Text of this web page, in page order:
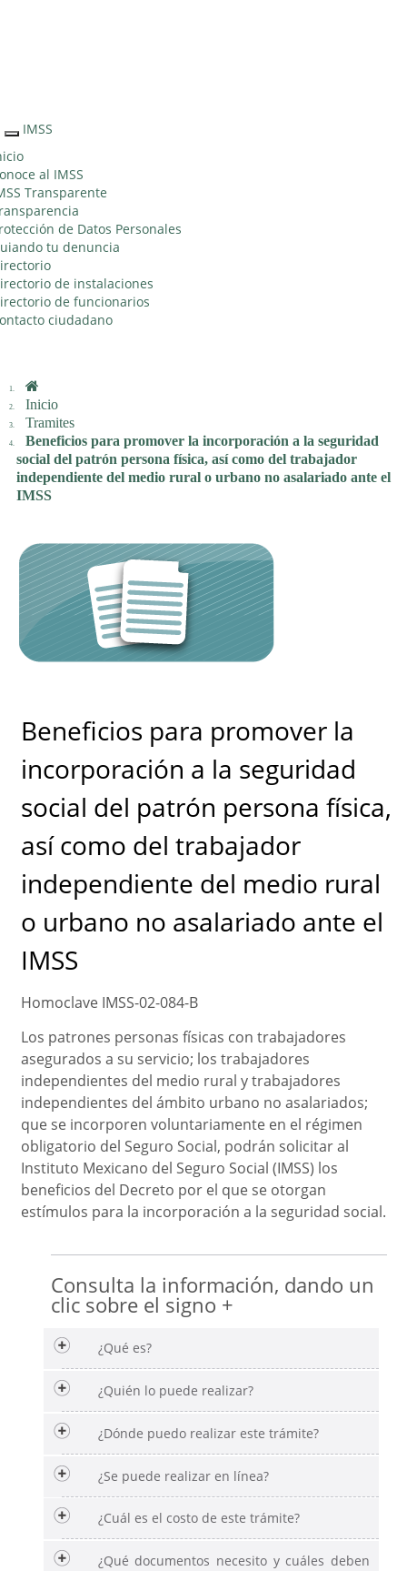
Interruptor
de
Navegación
IMSS
al IMSS
Transparente
de Datos Personales
tu denuncia
de instalaciones
de funcionarios
ciudadano
Inicio
Tramites
Beneficios para promover la incorporación a la seguridad
social del patrón persona física, así como del trabajador
independiente del medio rural o urbano no asalariado ante el
IMSS
Beneficios para promover la
incorporación a la seguridad
social del patrón persona física,
así como del trabajador
independiente del medio rural
o urbano no asalariado ante el
IMSS
Homoclave IMSS-02-084-B
Los patrones personas físicas con trabajadores
asegurados a su servicio; los trabajadores
independientes del medio rural y trabajadores
independientes del ámbito urbano no asalariados;
que se incorporen voluntariamente en el régimen
obligatorio del Seguro Social, podrán solicitar al
Instituto Mexicano del Seguro Social (IMSS) los
beneficios del Decreto por el que se otorgan
estímulos para la incorporación a la seguridad social.
Consulta la información, dando un
clic sobre el signo +
¿Qué es?
¿Quién lo puede realizar?
¿Dónde puedo realizar este trámite?
¿Se puede realizar en línea?
¿Cuál es el costo de este trámite?
¿Qué documentos necesito y cuáles deben